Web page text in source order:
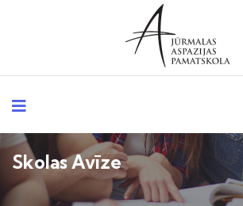
Skolas Avīze